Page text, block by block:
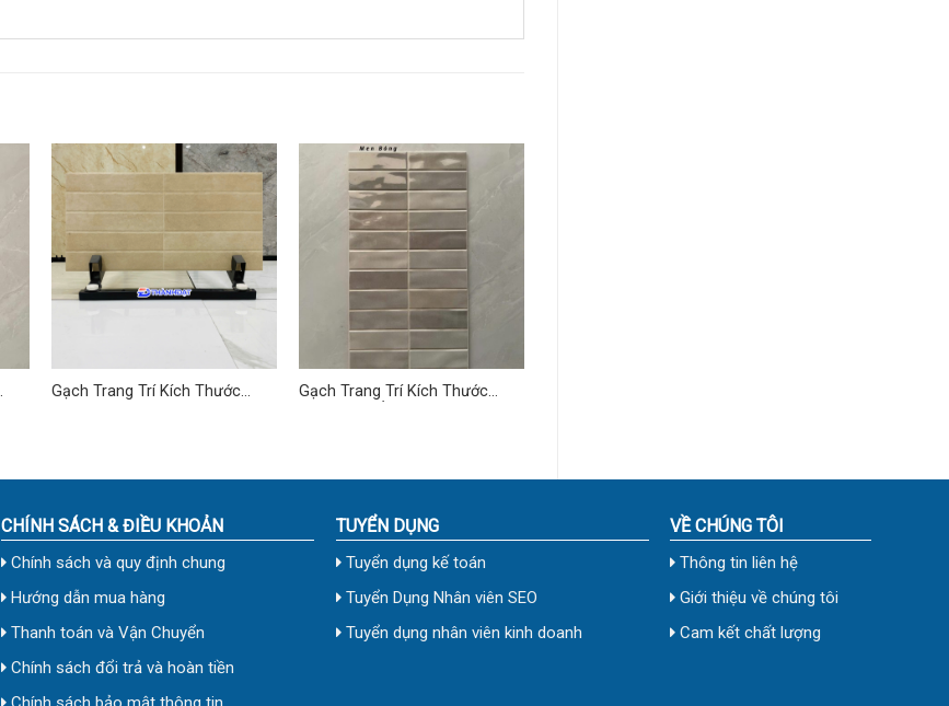
Gạch Trang Trí Kích Thước
Gạch Trang Trí Kích Thước
CHÍNH SÁCH & ĐIỀU KHOẢN
Chính sách và quy định chung
Hướng dẫn mua hàng
Thanh toán và Vận Chuyển
Chính sách đổi trả và hoàn tiền
TUYỂN DỤNG
Tuyển dụng kế toán
Tuyển Dụng Nhân viên SEO
Tuyển dụng nhân viên kinh doanh
VỀ CHÚNG TÔI
Thông tin liên hệ
Giới thiệu về chúng tôi
Cam kết chất lượng